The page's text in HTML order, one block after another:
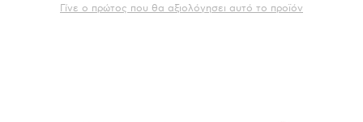
Γίνε ο πρώτος που θα αξιολόγησει αυτό το προϊόν